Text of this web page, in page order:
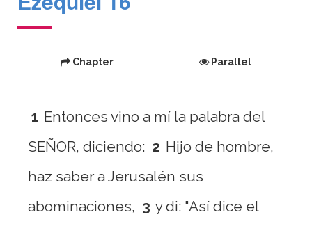
Chapter Parallel
1 Entonces vino a mí la palabra del
SEÑOR, diciendo: 2 Hijo de hombre,
haz saber a Jerusalén sus
abominaciones, 3 y di: "Así dice el